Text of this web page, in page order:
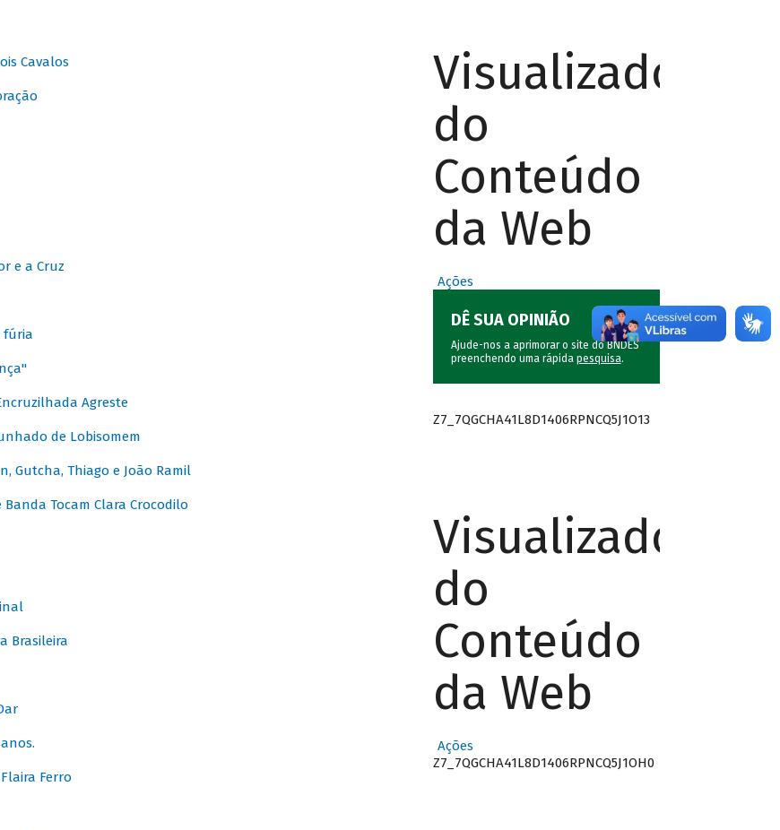
Cavalos
e a Cruz
fúria
Encruzilhada Agreste
de Lobisomem
Gutcha, Thiago e João Ramil
Banda Tocam Clara Crocodilo
Brasileira
Ferro
Visualizador
do
Conteúdo
da Web
Ações
DÊ SUA OPINIÃO
Ajude-nos a aprimorar o site do BNDES
preenchendo uma rápida pesquisa.
Z7_7QGCHA41L8D1406RPNCQ5J1O13
Visualizador
do
Conteúdo
da Web
Ações
Z7_7QGCHA41L8D1406RPNCQ5J1OH0